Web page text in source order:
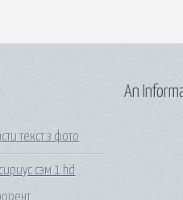
текст з фото
сэм 1 hd
An